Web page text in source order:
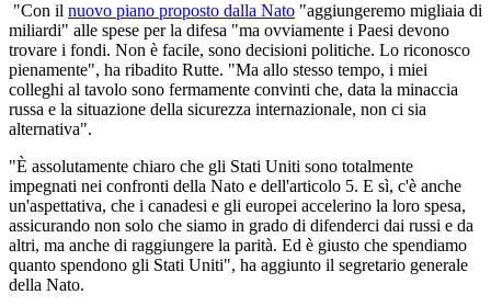
"Con il nuovo piano proposto dalla Nato "aggiungeremo migliaia di
miliardi" alle spese per la difesa "ma ovviamente i Paesi devono
trovare i fondi. Non è facile, sono decisioni politiche. Lo riconosco
pienamente", ha ribadito Rutte. "Ma allo stesso tempo, i miei
colleghi al tavolo sono fermamente convinti che, data la minaccia
russa e la situazione della sicurezza internazionale, non ci sia
alternativa".
"È assolutamente chiaro che gli Stati Uniti sono totalmente
impegnati nei confronti della Nato e dell'articolo 5. E sì, c'è anche
un'aspettativa, che i canadesi e gli europei accelerino la loro spesa,
assicurando non solo che siamo in grado di difenderci dai russi e da
altri, ma anche di raggiungere la parità. Ed è giusto che spendiamo
quanto spendono gli Stati Uniti", ha aggiunto il segretario generale
della Nato.